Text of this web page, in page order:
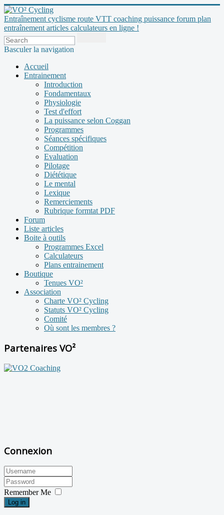
Entraînement cyclisme route VTT coaching puissance forum plan
entraînement articles calculateurs en ligne !
Basculer la navigation
Accueil
Entrainement
Introduction
Fondamentaux
Physiologie
Test d'effort
La puissance selon Coggan
Programmes
Séances spécifiques
Compétition
Evaluation
Pilotage
Diététique
Le mental
Lexique
Remerciements
Rubrique formtat PDF
Forum
Liste articles
Boite à outils
Programmes Excel
Calculateurs
Plans entrainement
Boutique
Tenues VO²
Association
Charte VO² Cycling
Statuts VO² Cycling
Comité
Où sont les membres ?
Partenaires VO²
Connexion
Remember Me
Log in